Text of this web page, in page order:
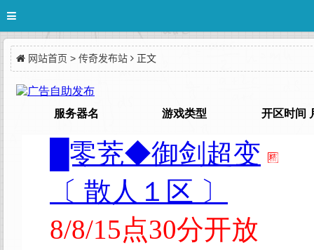
网站首页 > 传奇发布站 正文